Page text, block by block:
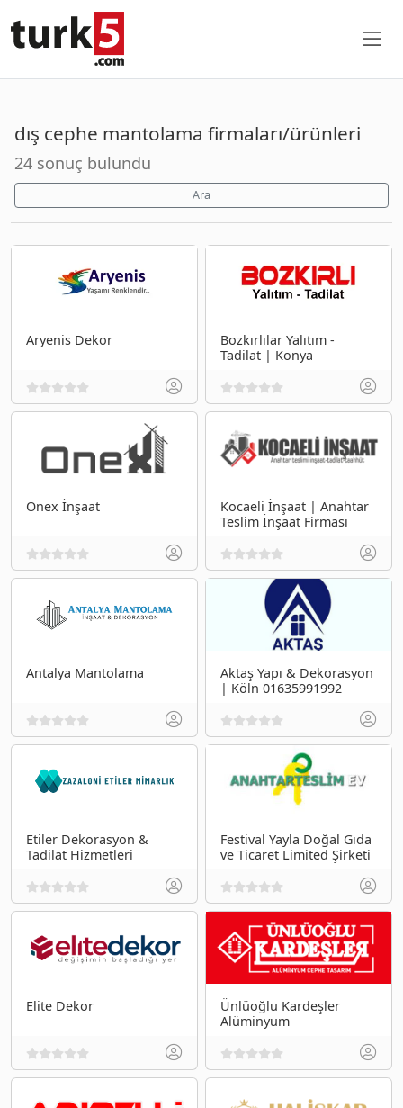
dış cephe mantolama firmaları/ürünleri
24 sonuç bulundu
Ara
Aryenis Dekor
Bozkırlılar Yalıtım -
Tadilat | Konya
Onex İnşaat
Kocaeli İnşaat | Anahtar
Teslim İnşaat Firması
Antalya Mantolama
Aktaş Yapı & Dekorasyon
| Köln 01635991992
Etiler Dekorasyon &
Tadilat Hizmetleri
Festival Yayla Doğal Gıda
ve Ticaret Limited Şirketi
Elite Dekor
Ünlüoğlu Kardeşler
Alüminyum